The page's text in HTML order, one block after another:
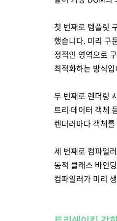
첫 번째로 템플릿
했습니다. 미리 구
정적인 영역으로
최적화하는 방식입
두 번째로 렌더링
트리∙데이터 객체
렌더러마다 객체
세 번째로 컴파일
동적 클래스 바인
컴파일러가 미리